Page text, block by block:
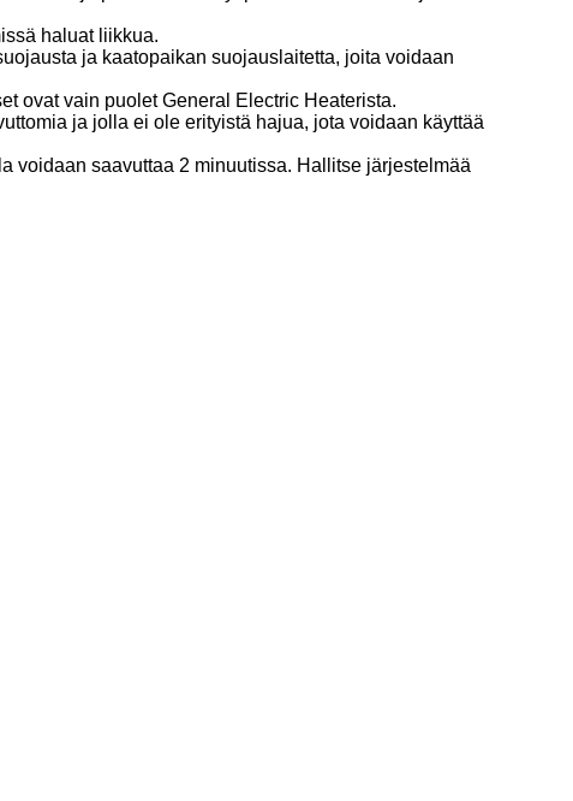
haluat liikkua.
ja kaatopaikan suojauslaitetta, joita voidaan
ovat vain puolet General Electric Heaterista.
ja jolla ei ole erityistä hajua, jota voidaan käyttää
voidaan saavuttaa 2 minuutissa. Hallitse järjestelmää